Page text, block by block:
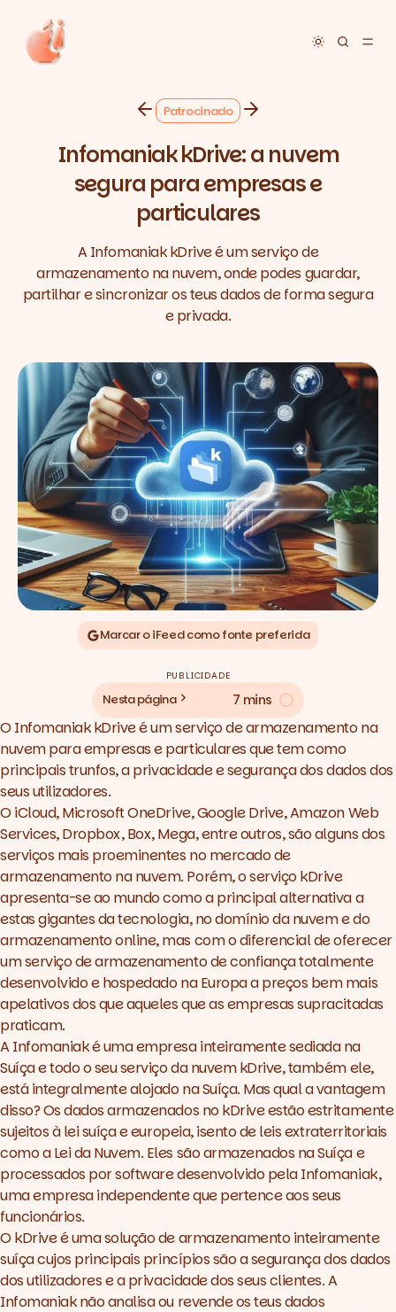
Toggle
Patrocinado
Infomaniak kDrive: a nuvem
segura para empresas e
particulares
A Infomaniak kDrive é um serviço de
armazenamento na nuvem, onde podes guardar,
partilhar e sincronizar os teus dados de forma segura
e privada.
Marcar o iFeed como fonte preferida
PUBLICIDADE
Nesta página 7 mins
Sincronização
Produtividade e ferramentas
avançadas
Partilha e colaboração
recuperação
Estatísticas
Suporte ao cliente e ao RGPD
kDrive Solo
kDrive Team
kDrive Pro
OInfomaniak kDriveé um serviço de armazenamento na
nuvem para empresas e particulares que tem como
principais trunfos, a privacidade e segurança dos dados dos
seus utilizadores.
O iCloud, Microsoft OneDrive, Google Drive, Amazon Web
Services, Dropbox, Box, Mega, entre outros, são alguns dos
serviços mais proeminentes no mercado de
armazenamento na nuvem. Porém, o serviço kDrive
apresenta-se ao mundo como a principal alternativa a
estas gigantes da tecnologia, no domínio da nuvem e do
armazenamento online, mas com o diferencial de oferecer
um serviço de armazenamento de confiança totalmente
desenvolvido e hospedado na Europa a preços bem mais
apelativos dos que aqueles que as empresas supracitadas
praticam.
A Infomaniak é uma empresa inteiramente sediada na
Suíça e todo o seu serviço da nuvemkDrive, também ele,
está integralmente alojado na Suíça. Mas qual a vantagem
disso? Os dados armazenados no kDrive estão estritamente
sujeitos à lei suíça e europeia, isento de leis extraterritoriais
como a Lei da Nuvem. Eles são armazenados na Suíça e
processados por software desenvolvido pela Infomaniak,
uma empresa independente que pertence aos seus
funcionários.
OkDriveé uma solução de armazenamento inteiramente
suíça cujos principais princípios são a segurança dos dados
dos utilizadores e a privacidade dos seus clientes. A
Infomaniak não analisa ou revende os teus dados